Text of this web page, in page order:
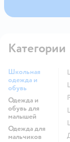
Категории
Школьная
одежда и
обувь
Одежда и
обувь для
малышей
Одежда для
мальчиков